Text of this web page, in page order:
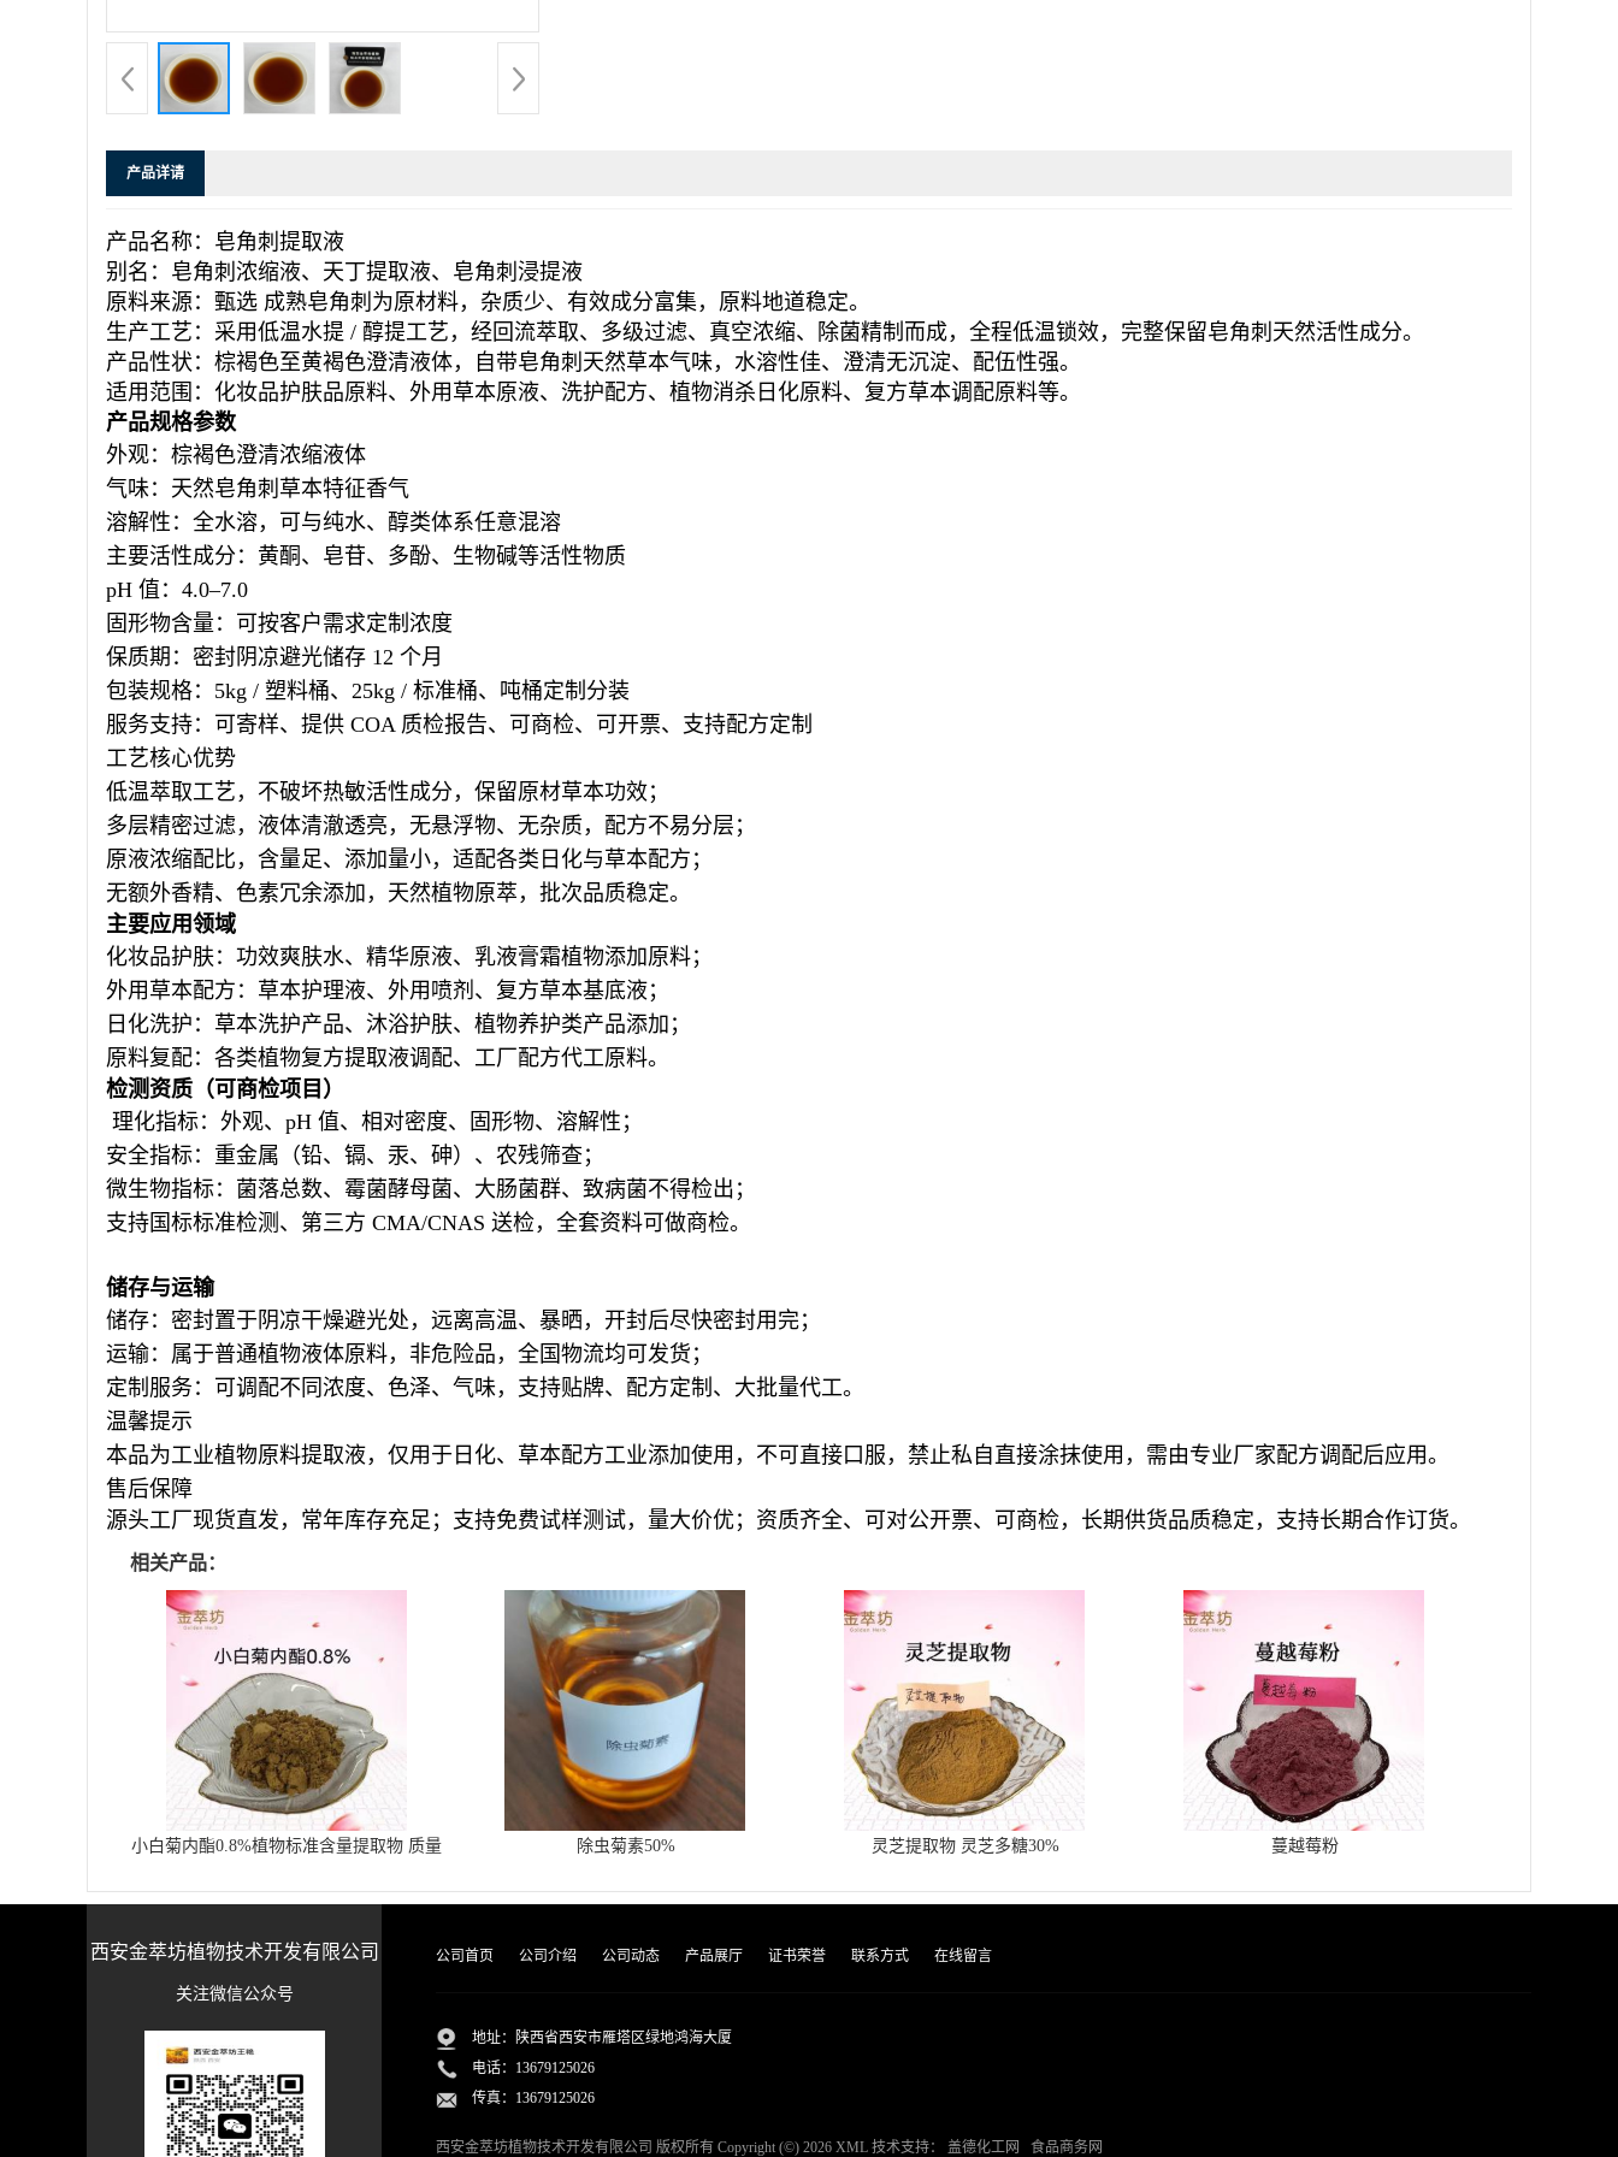
产品详请
产品名称 ：皂角刺提取液
别名 ：皂角刺浓缩液、天丁提取液、皂角刺浸提液
原料来源：甄选 成熟皂角刺 为原材料，杂质少、有效成分富集，原料地道稳定。
生产工艺 ：采用低温水提 / 醇提工艺，经回流萃取、多级过滤、真空浓缩、除菌精制而成，全程低温锁效，完整保留皂角刺天然活性成分。
产品性状：棕褐色至黄褐色澄清液体，自带皂角刺天然草本气味， 水溶性佳、澄清无沉淀、配伍性强。
适用范围 ：化妆品护肤品原料、外用草本原液、洗护配方、植物消杀日化原料、复方草本调配原料等。
产品规格参数
外观：棕褐色澄清浓缩液体
气味：天然皂角刺草本特征香气
溶解性：全水溶，可与纯水、醇类体系任意混溶
主要活性成分：黄酮、皂苷、多酚、生物碱等活性物质
pH 值：4.0–7.0
固形物含量：可按客户需求定制浓度
保质期：密封阴凉避光储存 12 个月
包装规格：5kg / 塑料桶、25kg / 标准桶、吨桶定制分装
服务支持：可寄样、提供 COA 质检报告、 可商检、可开票、支持配方定制
工艺核心优势
低温萃取工艺，不破坏热敏活性成分，保留原材草本功效；
多层精密过滤，液体清澈透亮，无悬浮物、无杂质，配方不易分层；
原液浓缩配比，含量足、添加量小，适配各类日化与草本配方；
无额外香精、色素冗余添加，天然植物原萃，批次品质稳定。
主要应用领域
化妆品护肤：功效爽肤水、精华原液、乳液膏霜植物添加原料；
外用草本配方 ：草本护理液、外用喷剂、复方草本基底液；
日化洗护 ：草本洗护产品、沐浴护肤、植物养护类产品添加；
原料复配：各类植物复方提取液调配、工厂配方代工原料。
检测资质（可商检项目）
理化指标：外观、pH 值、相对密度、固形物、溶解性；
安全指标：重金属（铅、镉、汞、砷）、农残筛查；
微生物指标：菌落总数、霉菌酵母菌、大肠菌群、致病菌不得检出；
支持国标标准检测、第三方 CMA/CNAS 送检， 全套资料可做商检。
储存与运输
储存：密封置于阴凉干燥避光处，远离高温、暴晒，开封后尽快密封用完；
运输：属于普通植物液体原料，非危险品，全国物流均可发货；
定制服务：可调配不同浓度、色泽、气味，支持贴牌、配方定制、大批量代工。
温馨提示
本品为工业植物原料提取液，仅用于日化、草本配方工业添加使用， 不可直接口服 ，禁止私自直接涂抹使用，需由专业厂家配方调配后应用。
售后保障
源头工厂现货直发，常年库存充足；支持免费试样测试，量大价优；资质齐全、可对公开票、可商检，长期供货品质稳定，支持长期合作订货。
相关产品：
小白菊内酯0.8%植物标准含量提取物 质量
除虫菊素50% 灵芝提取物 灵芝多糖30% 蔓越莓粉
西安金萃坊植物技术开发有限公司
关注微信公众号
公司首页 公司介绍 公司动态 产品展厅 证书荣誉 联系方式 在线留言
地址：陕西省西安市雁塔区绿地鸿海大厦
电话： 13679125026
传真：13679125026
西安金萃坊植物技术开发有限公司 版权所有 Copyright (©) 2026 XML 技术支持： 盖德化工网 食品商务网